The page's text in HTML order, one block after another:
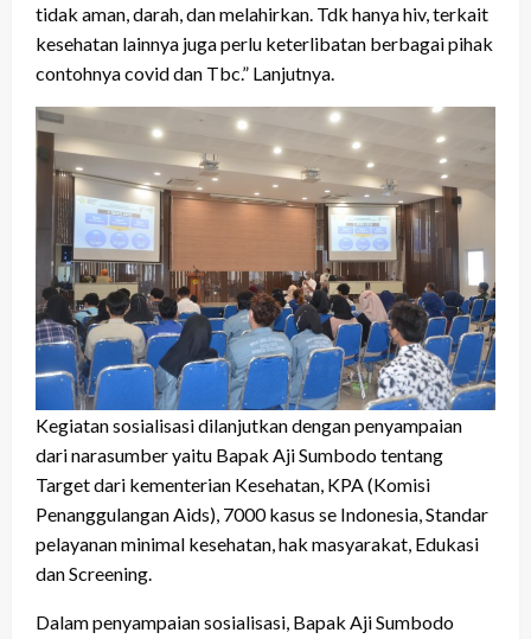
tidak aman, darah, dan melahirkan. Tdk hanya hiv, terkait
kesehatan lainnya juga perlu keterlibatan berbagai pihak
contohnya covid dan Tbc.” Lanjutnya.
Kegiatan sosialisasi dilanjutkan dengan penyampaian
dari narasumber yaitu Bapak Aji Sumbodo tentang
Target dari kementerian Kesehatan, KPA (Komisi
Penanggulangan Aids), 7000 kasus se Indonesia, Standar
pelayanan minimal kesehatan, hak masyarakat, Edukasi
dan Screening.
Dalam penyampaian sosialisasi, Bapak Aji Sumbodo